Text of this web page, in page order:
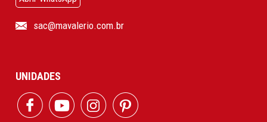
sac@mavalerio.com.br
UNIDADES